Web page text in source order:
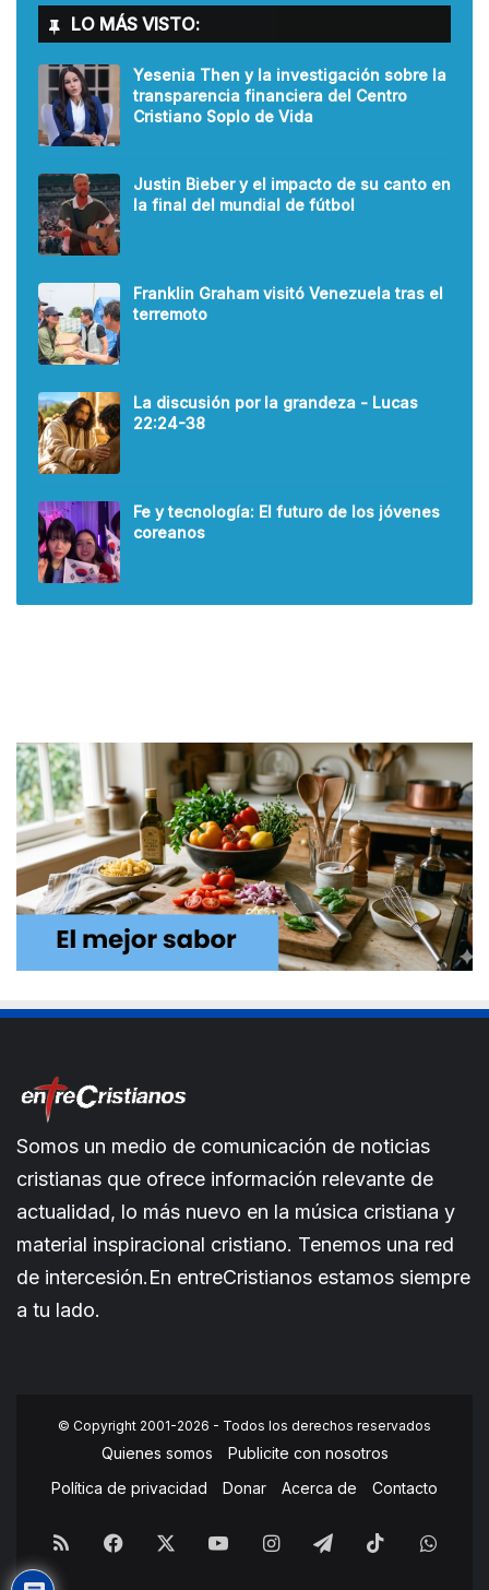
LO MÁS VISTO:
Yesenia Then y la investigación sobre la
transparencia financiera del Centro
Cristiano Soplo de Vida
Justin Bieber y el impacto de su canto en
la final del mundial de fútbol
Franklin Graham visitó Venezuela tras el
terremoto
La discusión por la grandeza - Lucas
22:24-38
Fe y tecnología: El futuro de los jóvenes
coreanos
Somos un medio de comunicación de noticias
cristianas que ofrece información relevante de
actualidad, lo más nuevo en la música cristiana y
material inspiracional cristiano. Tenemos una red
de intercesión.En entreCristianos estamos siempre
a tu lado.
© Copyright 2001-2026 - Todos los derechos reservados
Quienes somos
Publicite con nosotros
Política de privacidad
Donar Acerca de Contacto
RSS Facebook YouTubeInstagramTelegramTikTok